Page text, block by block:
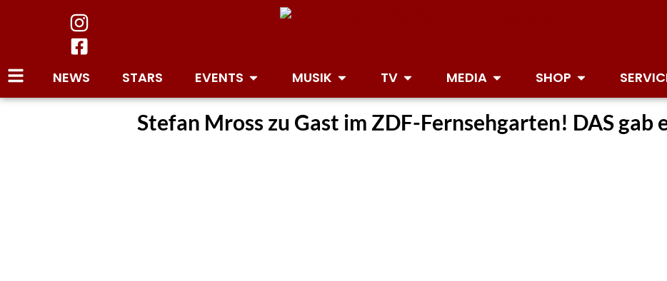
NEWS STARS EVENTS MUSIK TV MEDIA SHOP
Stefan Mross zu Gast im ZDF-Fernsehgarten! DAS gab